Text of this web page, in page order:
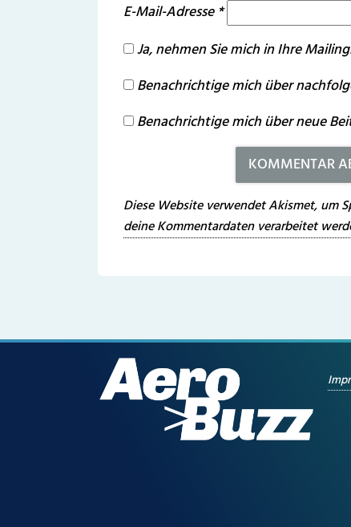
E-Mail-Adresse *
Ja, nehmen Sie mich in Ihre
Benachrichtige mich über
Benachrichtige mich über neue
Diese Website verwendet Akismet, um
deine Kommentardaten verarbeitet